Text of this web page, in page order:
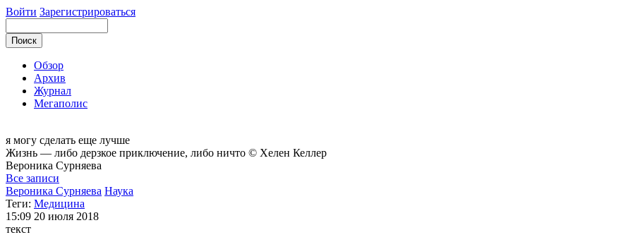
Войти Зарегистрироваться
Обзор
Архив
Журнал
Мегаполис
я могу сделать еще лучше
Жизнь — либо дерзкое приключение, либо ничто © Хелен Келлер
Вероника Сурняева
Все записи
Вероника Сурняева Наука
Теги: Медицина
15:09 20 июля 2018
текст